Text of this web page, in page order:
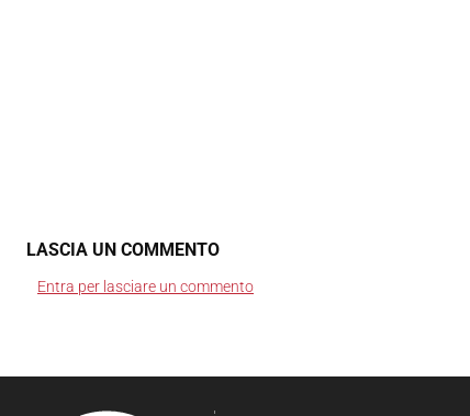
LASCIA UN COMMENTO
Entra per lasciare un commento